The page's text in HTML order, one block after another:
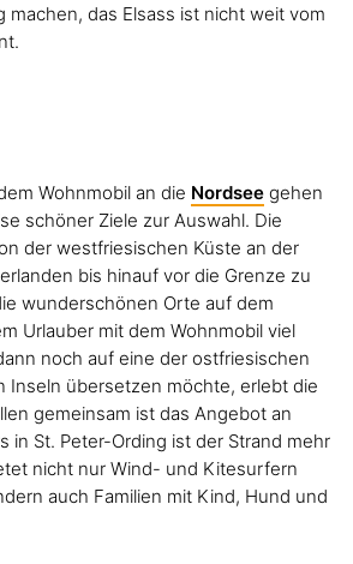
machen, das Elsass ist nicht weit vom
Wohnmobil an die Nordsee gehen
schöner Ziele zur Auswahl. Die
der westfriesischen Küste an der
bis hinauf vor die Grenze zu
wunderschönen Orte auf dem
Urlauber mit dem Wohnmobil viel
noch auf eine der ostfriesischen
Inseln übersetzen möchte, erlebt die
gemeinsam ist das Angebot an
in St. Peter-Ording ist der Strand mehr
nicht nur Wind- und Kitesurfern
auch Familien mit Kind, Hund und